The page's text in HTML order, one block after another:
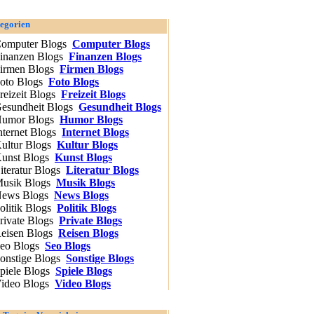
Computer Blogs
Finanzen Blogs
Firmen Blogs
Foto Blogs
Freizeit Blogs
Gesundheit Blogs
Humor Blogs
Internet Blogs
Kultur Blogs
Kunst Blogs
Literatur Blogs
Musik Blogs
News Blogs
Politik Blogs
Private Blogs
Reisen Blogs
Seo Blogs
Sonstige Blogs
Spiele Blogs
Video Blogs